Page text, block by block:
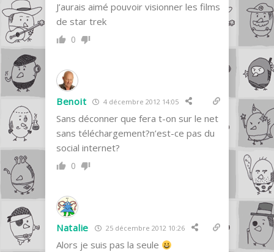
J’aurais aimé pouvoir visionner les films
de star trek
0
Benoit 4 décembre 2012 14:05
Sans déconner que fera t-on sur le net
sans téléchargement?n’est-ce pas du
social internet?
0
Natalie 25 décembre 2012 10:26
Alors je suis pas la seule